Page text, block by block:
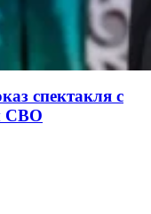
спектакля с
СВО